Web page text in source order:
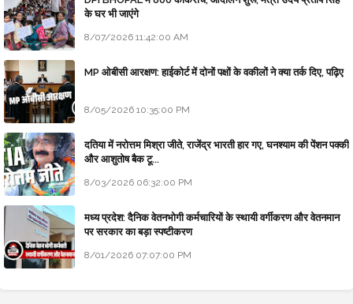
के घर भी जाएंगे
8/07/2026 11:42:00 AM
MP ओबीसी आरक्षण: हाईकोर्ट में दोनों पक्षों के वकीलों ने क्या तर्क दिए, पढ़िए
8/05/2026 10:35:00 PM
दतिया में नरोत्तम मिश्रा जीते, राजेंद्र भारती हार गए, घनश्याम की पेंशन पक्की
और आशुतोष बैक टू...
8/03/2026 06:32:00 PM
मध्य प्रदेश: दैनिक वेतनभोगी कर्मचारियों के स्थायी वर्गीकरण और वेतनमान
पर सरकार का बड़ा स्पष्टीकरण
8/01/2026 07:07:00 PM